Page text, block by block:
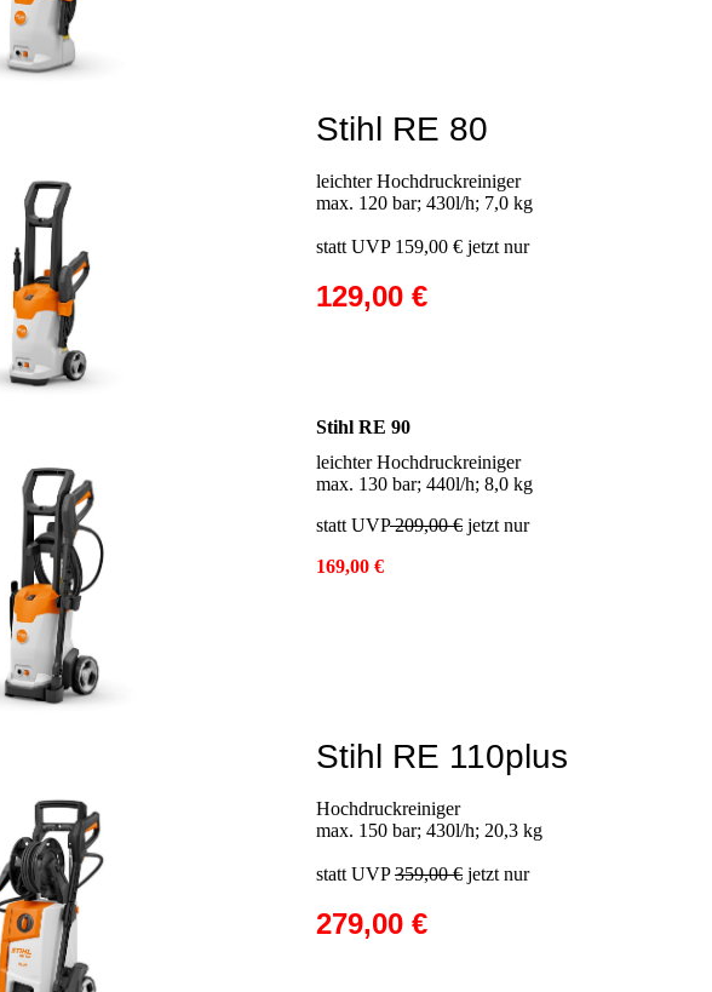
Stihl RE 80
leichter Hochdruckreiniger
max. 120 bar; 430l/h; 7,0 kg
statt UVP 159,00 € jetzt nur
129,00 €
Stihl RE 90
leichter Hochdruckreiniger
max. 130 bar; 440l/h; 8,0 kg
statt UVP209,00 € jetzt nur
169,00 €
Stihl RE 110plus
Hochdruckreiniger
max. 150 bar; 430l/h; 20,3 kg
statt UVP359,00 € jetzt nur
279,00 €